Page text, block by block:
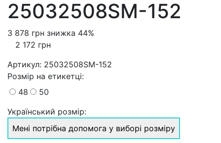
25032508SM-152
3 878 грн знижка 44%
2 172 грн
Артикул: 25032508SM-152
Розмiр на етикетці:
48
50
Український розмір:
Мені потрібна допомога у виборі розміру